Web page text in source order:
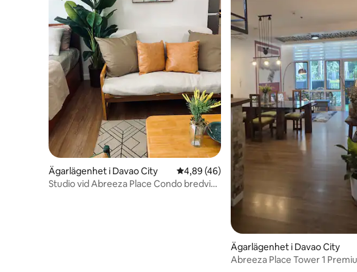
Ägarlägenhet i Davao City 4,89 av 5 i genomsnittligt betyg, 46
4,89 (46)
Studio vid Abreeza Place Condo bredvid
Ägarlägenhet i Davao City
Abreeza Place Tower 1